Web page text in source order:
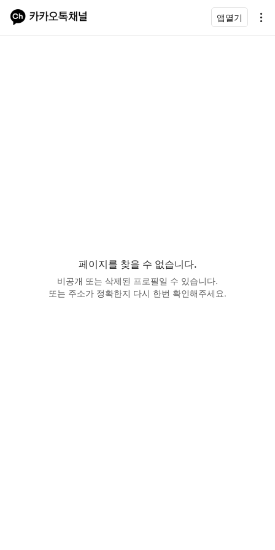
앱열기
페이지를 찾을 수 없습니다.
비공개 또는 삭제된 프로필일 수 있습니다.
또는 주소가 정확한지 다시 한번 확인해주세요.